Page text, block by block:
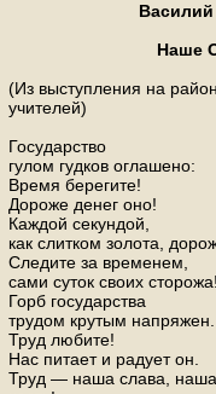
Рейтинг
Рейтинг
Наше
(Из выступления на
учителей)
Государство
гулом гудков оглашено:
Время берегите!
Дороже денег оно!
Каждой секундой,
как слитком золота,
Следите за временем,
сами суток своих сторожа!
Горб государства
трудом крутым напряжен.
Труд любите!
Нас питает и радует он.
Труд — наша слава, наша